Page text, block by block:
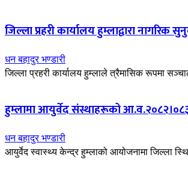
जिल्ला प्रहरी कार्यालय हुम्लाद्वारा नागरिक
धन बहादुर भण्डारी
जिल्ला प्रहरी कार्यालय हुम्लाले त्रैमासिक रूपमा
हुम्लामा आयुर्वेद संस्थाहरूको आ.व.२०८२।०८३
धन बहादुर भण्डारी
आयुर्वेद स्वास्थ्य केन्द्र हुम्लाको आयोजनामा जिल्ला